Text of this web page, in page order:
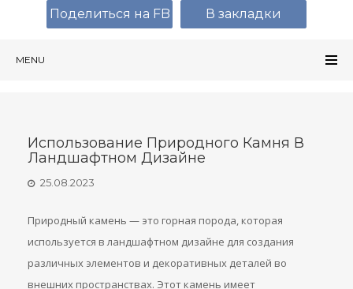
MENU
Использование Природного Камня В
Ландшафтном Дизайне
25.08.2023
Природный камень — это горная порода, которая
используется в ландшафтном дизайне для создания
различных элементов и декоративных деталей во
внешних пространствах. Этот камень имеет
Поделиться на FB В закладки